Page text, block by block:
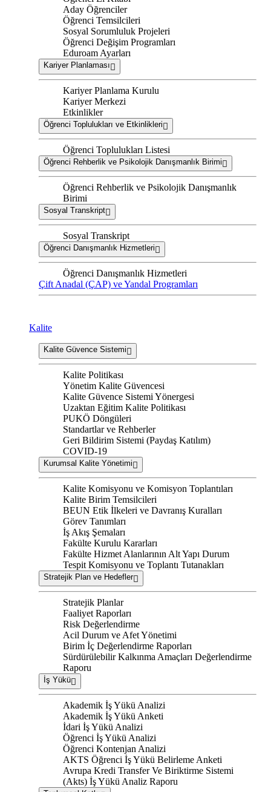
Aday Öğrenciler
Öğrenci Temsilcileri
Sosyal Sorumluluk Projeleri
Öğrenci Değişim Programları
Eduroam Ayarları
Kariyer Planlaması
Kariyer Planlama Kurulu
Kariyer Merkezi
Etkinlikler
Öğrenci Toplulukları ve Etkinlikleri
Öğrenci Toplulukları Listesi
Öğrenci Rehberlik ve Psikolojik Danışmanlık Birimi
Öğrenci Rehberlik ve Psikolojik Danışmanlık
Birimi
Sosyal Transkript
Sosyal Transkript
Öğrenci Danışmanlık Hizmetleri
Öğrenci Danışmanlık Hizmetleri
Çift Anadal (ÇAP) ve Yandal Programları
Kalite
Kalite Güvence Sistemi
Kalite Politikası
Yönetim Kalite Güvencesi
Kalite Güvence Sistemi Yönergesi
Uzaktan Eğitim Kalite Politikası
PUKÖ Döngüleri
Standartlar ve Rehberler
Geri Bildirim Sistemi (Paydaş Katılım)
COVID-19
Kurumsal Kalite Yönetimi
Kalite Komisyonu ve Komisyon Toplantıları
Kalite Birim Temsilcileri
BEUN Etik İlkeleri ve Davranış Kuralları
Görev Tanımları
İş Akış Şemaları
Fakülte Kurulu Kararları
Fakülte Hizmet Alanlarının Alt Yapı Durum
Tespit Komisyonu ve Toplantı Tutanakları
Stratejik Plan ve Hedefler
Stratejik Planlar
Faaliyet Raporları
Risk Değerlendirme
Acil Durum ve Afet Yönetimi
Birim İç Değerlendirme Raporları
Sürdürülebilir Kalkınma Amaçları Değerlendirme
Raporu
İş Yükü
Akademik İş Yükü Analizi
Akademik İş Yükü Anketi
İdari İş Yükü Analizi
Öğrenci İş Yükü Analizi
Öğrenci Kontenjan Analizi
AKTS Öğrenci İş Yükü Belirleme Anketi
Avrupa Kredi Transfer Ve Biriktirme Sistemi
(Akts) İş Yükü Analiz Raporu